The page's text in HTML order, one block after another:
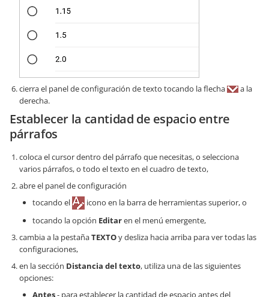
cierra el panel de configuración de texto tocando la flecha
a la
derecha.
Establecer la cantidad de espacio entre
párrafos
coloca el cursor dentro del párrafo que necesitas, o selecciona
varios párrafos, o todo el texto en el cuadro de texto,
abre el panel de configuración
tocando el
icono en la barra de herramientas superior, o
tocando la opción Editaren el menú emergente,
cambia a la pestañaTEXTOy desliza hacia arriba para ver todas las
configuraciones,
en la sección Distancia del texto, utiliza una de las siguientes
opciones:
Antes- para establecer la cantidad de espacio antes del